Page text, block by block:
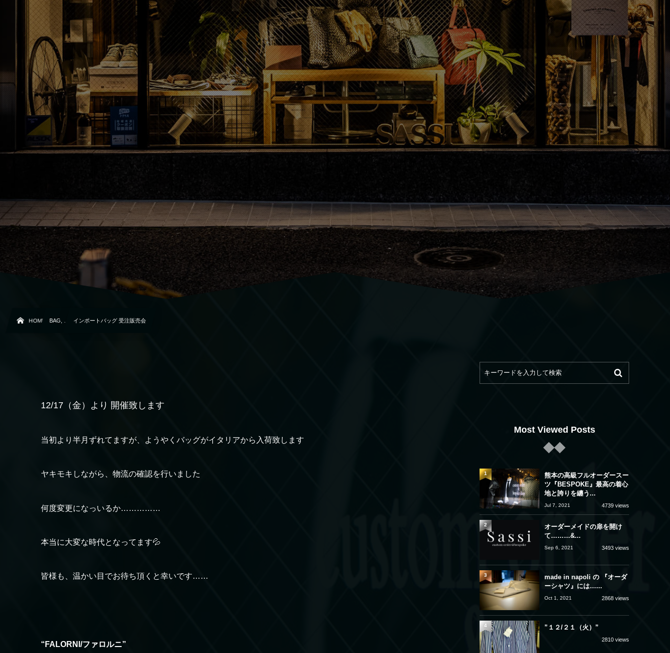
HOME BAG, … インポートバッグ 受注販売会
12/17（金）より 開催致します
当初より半月ずれてますが、ようやくバッグがイタリアから入荷致します
ヤキモキしながら、物流の確認を行いました
何度変更になっいるか……………
本当に大変な時代となってます💦
皆様も、温かい目でお待ち頂くと幸いです……
“FALORNI/ファロルニ”
Most Viewed Posts
熊本の高級フルオーダースー
ツ『BESPOKE』最高の着心
地と誇りを纏う...
Jul 7, 2021 4739 views
1
オーダーメイドの扉を開け
て………&...
Sep 6, 2021 3493 views
2
made in napoli の 『オーダ
ーシャツ』には…...
Oct 1, 2021 2868 views
3
”１２/２１（火）”
2810 views
4